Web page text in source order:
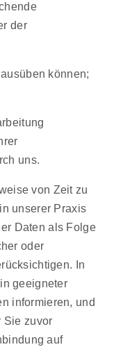
der
können;
uns.
von Zeit zu
unserer Praxis
Daten als Folge
oder
In
geeigneter
informieren, und
Sie zuvor
auf